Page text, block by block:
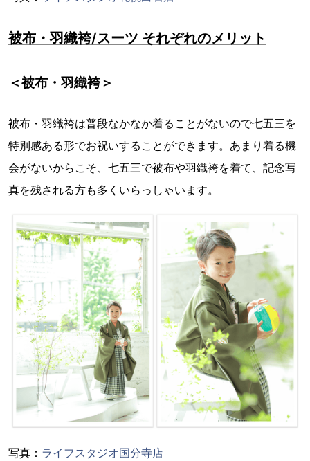
被布・羽織袴/スーツ それぞれのメリット
＜被布・羽織袴＞
被布・羽織袴は普段なかなか着ることがないので七五三を
特別感ある形でお祝いすることができます。あまり着る機
会がないからこそ、七五三で被布や羽織袴を着て、記念写
真を残される方も多くいらっしゃいます。
写真： ライフスタジオ国分寺店